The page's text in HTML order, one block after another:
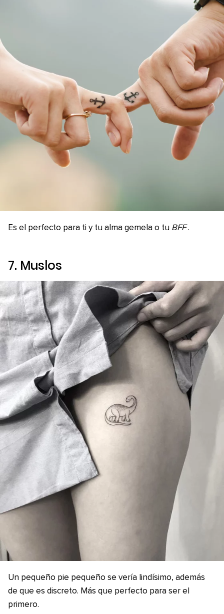
Es el perfecto para ti y tu alma gemela o tu BFF .
7. Muslos
Un pequeño pie pequeño se vería lindísimo, además
de que es discreto. Más que perfecto para ser el
primero.